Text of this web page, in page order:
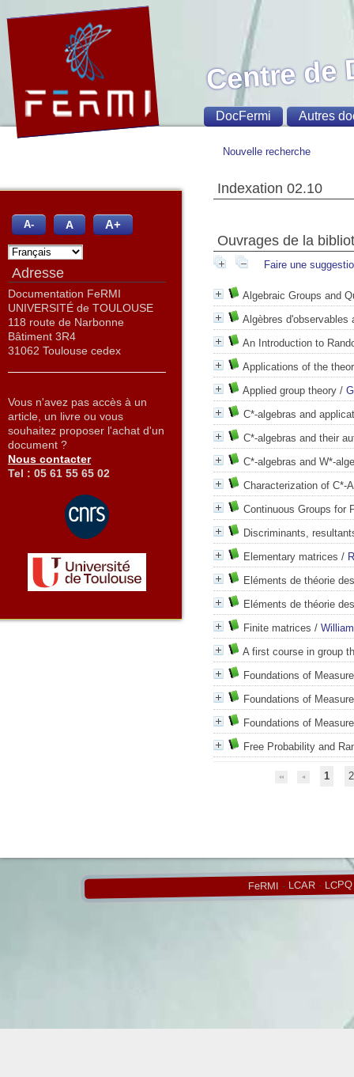
Nouvelle recherche
Indexation 02.10
Ouvrages de la
Faire une
Algebraic Groups and
Algèbres d'observables
An Introduction to
Applications of the
Applied group theory /
C*-algebras and
C*-algebras and their
C*-algebras and W*-
Characterization of C*-
Continuous Groups for
Discriminants,
Elementary matrices /
Eléments de théorie
Eléments de théorie
Finite matrices /
A first course in group
Foundations of
Foundations of
Foundations of
Free Probability and
1 2
FeRMI - LCAR- LCPQ
Centre de
DocFermi Autres
A- A A+
Adresse
Documentation FeRMI
UNIVERSITÉ de TOULOUSE
118 route de Narbonne
Bâtiment 3R4
31062 Toulouse cedex
Vous n'avez pas accès à un
article, un livre ou vous
souhaitez proposer l'achat d'un
document ?
Nous contacter
Tel : 05 61 55 65 02